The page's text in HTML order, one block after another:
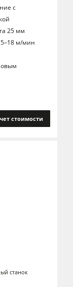
с
25 мм
м/мин
стоимости
станок